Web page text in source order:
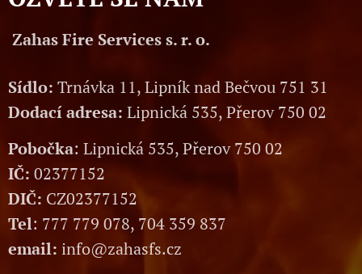
Zahas Fire Services s. r. o.
Sídlo: Trnávka 11, Lipník nad Bečvou 751 31
Dodací adresa: Lipnická 535, Přerov 750 02
Pobočka: Lipnická 535, Přerov 750 02
IČ: 02377152
DIČ: CZ02377152
Tel: 777 779 078, 704 359 837
email: info@zahasfs.cz